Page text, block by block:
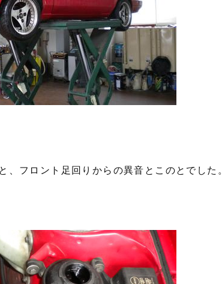
フロント足回りからの異音とこのとでした。